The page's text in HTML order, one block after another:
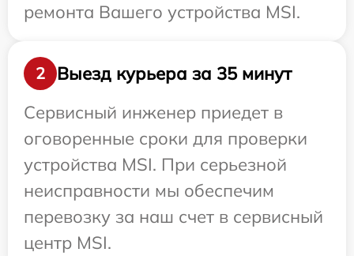
ремонта Вашего устройства MSI.
2
Выезд курьера за 35 минут
Сервисный инженер приедет в
оговоренные сроки для проверки
устройства MSI. При серьезной
неисправности мы обеспечим
перевозку за наш счет в сервисный
центр MSI.